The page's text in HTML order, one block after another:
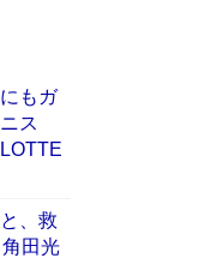
と伸
明か
が抱き
たくな
編） #
もガ
ス
、救
田光